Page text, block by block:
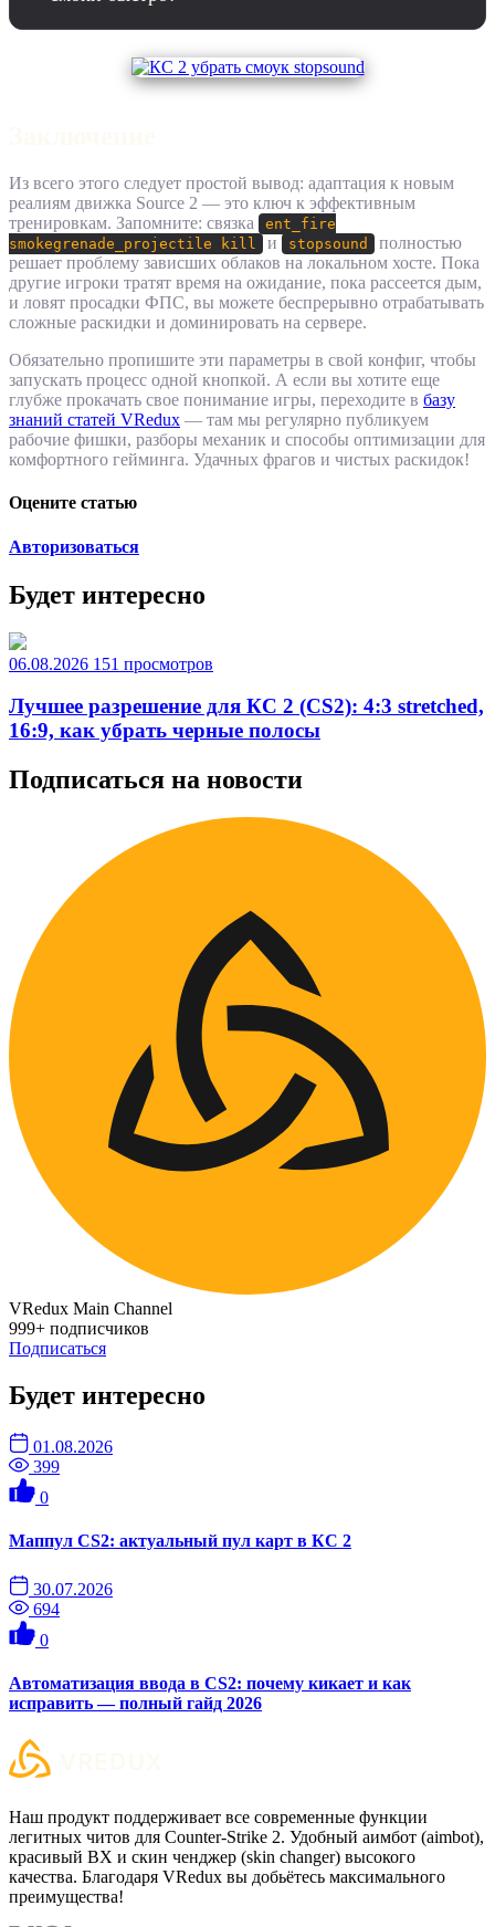
Из всего этого следует простой вывод: адаптация к новым
реалиям движка Source 2 — это ключ к эффективным
тренировкам. Запомните: связка
ent_fire
smokegrenade_projectile kill
и stopsound
полностью
решает проблему зависших облаков на локальном хосте. Пока
другие игроки тратят время на ожидание, пока рассеется дым,
и ловят просадки ФПС, вы можете беспрерывно отрабатывать
сложные раскидки и доминировать на сервере.
Обязательно пропишите эти параметры в свой конфиг, чтобы
запускать процесс одной кнопкой. А если вы хотите еще
глубже прокачать свое понимание игры, переходите в базу
знаний статей VRedux — там мы регулярно публикуем
рабочие фишки, разборы механик и способы оптимизации для
комфортного гейминга. Удачных фрагов и чистых раскидок!
Оцените статью
Авторизоваться
Будет интересно
06.08.2026 151 просмотров
Лучшее разрешение для КС 2 (CS2): 4:3 stretched,
16:9, как убрать черные полосы
Подписаться на новости
VRedux Main Channel
999+ подписчиков
Подписаться
Будет интересно
01.08.2026
399
0
Маппул CS2: актуальный пул карт в КС 2
30.07.2026
694
0
Автоматизация ввода в CS2: почему кикает и как
исправить — полный гайд 2026
Наш продукт поддерживает все современные функции
легитных читов для Counter-Strike 2. Удобный аимбот (aimbot),
красивый ВХ и скин ченджер (skin changer) высокого
качества. Благодаря VRedux вы добьётесь максимального
преимущества!